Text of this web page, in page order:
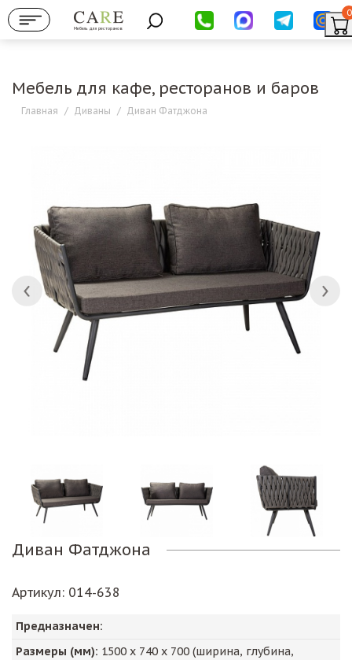
Мебель для ресторанов
0
Мебель для кафе, ресторанов и баров
Главная / Диваны / Диван Фатджона
Диван Фатджона
Артикул: 014-638
Предназначен:
Размеры (мм): 1500 х 740 х 700 (ширина, глубина,